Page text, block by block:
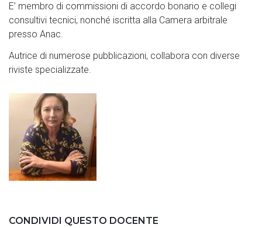
E’ membro di commissioni di accordo bonario e collegi
consultivi tecnici, nonché iscritta alla Camera arbitrale
presso Anac.
Autrice di numerose pubblicazioni, collabora con diverse
riviste specializzate.
CONDIVIDI QUESTO DOCENTE